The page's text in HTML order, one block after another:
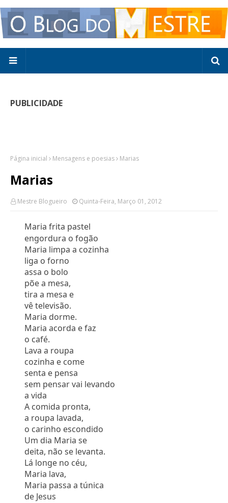
PUBLICIDADE
Página inicial Mensagens e poesias Marias
Marias
Mestre Blogueiro Quinta-Feira, Março 01, 2012
Maria frita pastel
engordura o fogão
Maria limpa a cozinha
liga o forno
assa o bolo
põe a mesa,
tira a mesa e
vê televisão.
Maria dorme.
Maria acorda e faz
o café.
Lava a roupa
cozinha e come
senta e pensa
sem pensar vai levando
a vida
A comida pronta,
a roupa lavada,
o carinho escondido
Um dia Maria se
deita, não se levanta.
Lá longe no céu,
Maria lava,
Maria passa a túnica
de Jesus